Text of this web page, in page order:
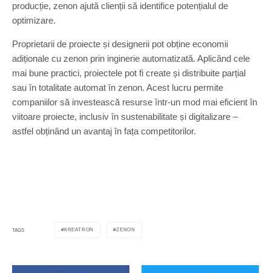
producție, zenon ajută clienții să identifice potențialul de
optimizare.
Proprietarii de proiecte și designerii pot obține economii
adiționale cu zenon prin inginerie automatizată. Aplicând cele
mai bune practici, proiectele pot fi create și distribuite parțial
sau în totalitate automat în zenon. Acest lucru permite
companiilor să investească resurse într-un mod mai eficient în
viitoare proiecte, inclusiv în sustenabilitate și digitalizare –
astfel obținând un avantaj în fața competitorilor.
TAGS KREATRON ZENON